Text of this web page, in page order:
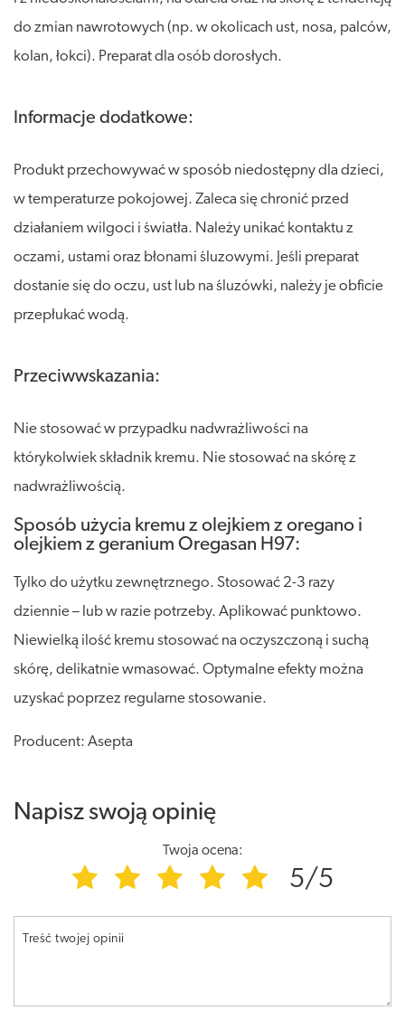
do zmian nawrotowych (np. w okolicach ust, nosa, palców,
kolan, łokci). Preparat dla osób dorosłych.
Informacje dodatkowe:
Produkt przechowywać w sposób niedostępny dla dzieci,
w temperaturze pokojowej. Zaleca się chronić przed
działaniem wilgoci i światła. Należy unikać kontaktu z
oczami, ustami oraz błonami śluzowymi. Jeśli preparat
dostanie się do oczu, ust lub na śluzówki, należy je obficie
przepłukać wodą.
Przeciwwskazania:
Nie stosować w przypadku nadwrażliwości na
którykolwiek składnik kremu. Nie stosować na skórę z
nadwrażliwością.
Sposób użycia kremu z olejkiem z oregano i
olejkiem z geranium Oregasan H97:
Tylko do użytku zewnętrznego. Stosować 2-3 razy
dziennie – lub w razie potrzeby. Aplikować punktowo.
Niewielką ilość kremu stosować na oczyszczoną i suchą
skórę, delikatnie wmasować. Optymalne efekty można
uzyskać poprzez regularne stosowanie.
Producent: Asepta
Napisz swoją opinię
Twoja ocena:
5/5
Treść twojej opinii